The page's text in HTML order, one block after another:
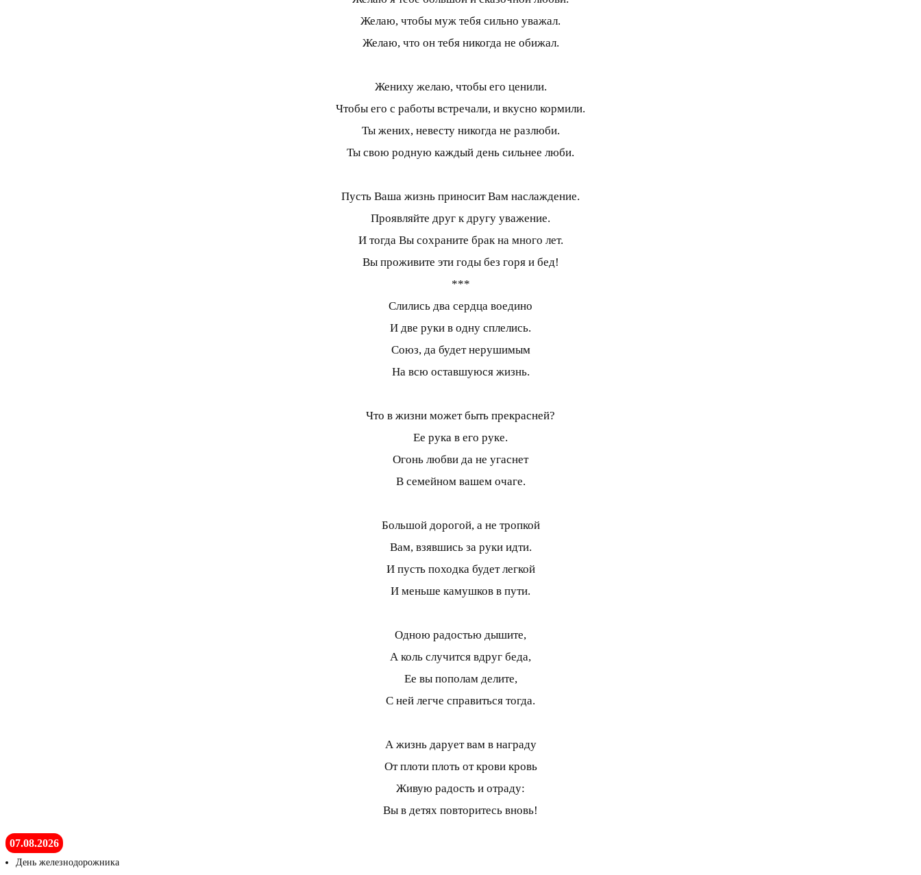
Желаю, чтобы муж тебя сильно уважал.
Желаю, что он тебя никогда не обижал.
Жениху желаю, чтобы его ценили.
Чтобы его с работы встречали, и вкусно кормили.
Ты жених, невесту никогда не разлюби.
Ты свою родную каждый день сильнее люби.
Пусть Ваша жизнь приносит Вам наслаждение.
Проявляйте друг к другу уважение.
И тогда Вы сохраните брак на много лет.
Вы проживите эти годы без горя и бед!
***
Слились два сердца воедино
И две руки в одну сплелись.
Союз, да будет нерушимым
На всю оставшуюся жизнь.
Что в жизни может быть прекрасней?
Ее рука в его руке.
Огонь любви да не угаснет
В семейном вашем очаге.
Большой дорогой, а не тропкой
Вам, взявшись за руки идти.
И пусть походка будет легкой
И меньше камушков в пути.
Одною радостью дышите,
А коль случится вдруг беда,
Ее вы пополам делите,
С ней легче справиться тогда.
А жизнь дарует вам в награду
От плоти плоть от крови кровь
Живую радость и отраду:
Вы в детях повторитесь вновь!
07.08.2026
День железнодорожника